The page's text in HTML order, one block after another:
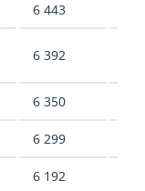
6 443
6 392
6 350
6 299
6 192